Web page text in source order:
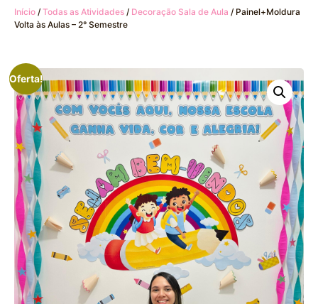
Início / Todas as Atividades / Decoração Sala de Aula / Painel+Moldura
Volta às Aulas – 2° Semestre
Oferta!